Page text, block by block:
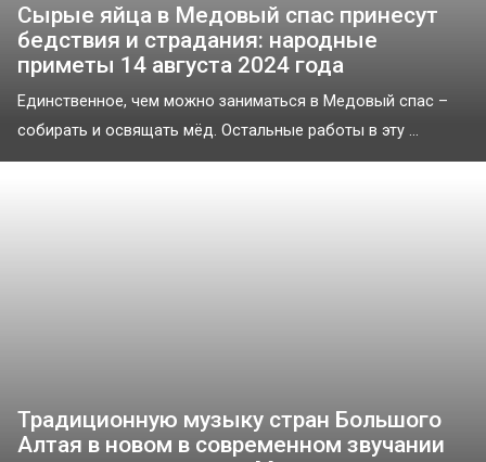
Сырые яйца в Медовый спас принесут
бедствия и страдания: народные
приметы 14 августа 2024 года
Единственное, чем можно заниматься в Медовый спас –
собирать и освящать мёд. Остальные работы в эту ...
Традиционную музыку стран Большого
Алтая в новом в современном звучании